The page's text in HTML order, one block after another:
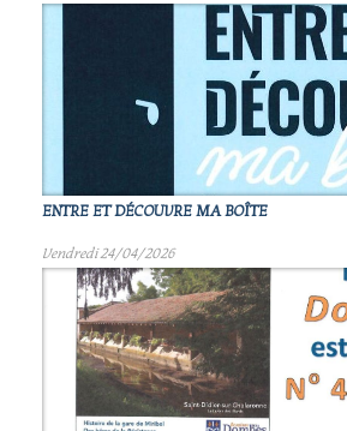
ENTRE ET DÉCOUVRE MA BOÎTE
Vendredi 24/04/2026